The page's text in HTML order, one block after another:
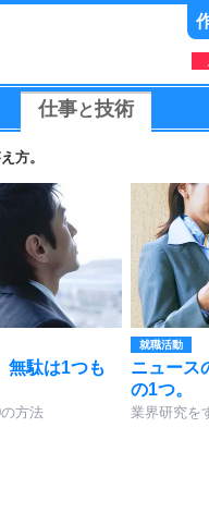
仕事と技術
方。
無駄は1つも
方法
就職活動
ニュース
の1つ。
業界研究を